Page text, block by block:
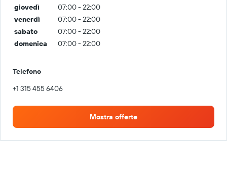
giovedì
07:00 - 22:00
venerdì
07:00 - 22:00
sabato
07:00 - 22:00
domenica
07:00 - 22:00
Telefono
+1 315 455 6406
Mostra offerte